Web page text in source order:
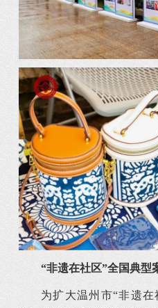
“非遗在社区”全国典型
为扩大温州市“非遗